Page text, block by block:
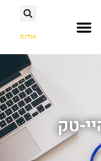
אודות
טק